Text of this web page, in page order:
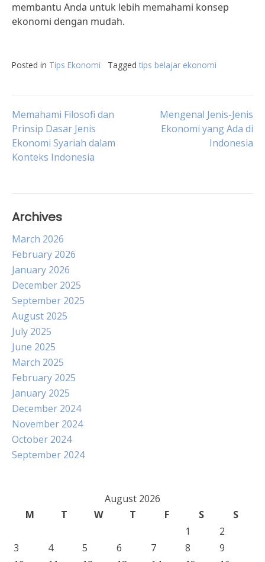
membantu Anda untuk lebih memahami konsep
ekonomi dengan mudah.
Posted in Tips Ekonomi Tagged tips belajar ekonomi
Post
navigation
Memahami Filosofi dan
Prinsip Dasar Jenis
Ekonomi Syariah dalam
Konteks Indonesia
Mengenal Jenis-Jenis
Ekonomi yang Ada di
Indonesia
Archives
March 2026
February 2026
January 2026
December 2025
September 2025
August 2025
July 2025
June 2025
March 2025
February 2025
January 2025
December 2024
November 2024
October 2024
September 2024
August 2026
M
T W T F S
S
1
2
3
4 5 6 7 8
9